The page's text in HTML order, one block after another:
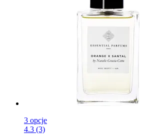
3 opcje
4.3 (3)